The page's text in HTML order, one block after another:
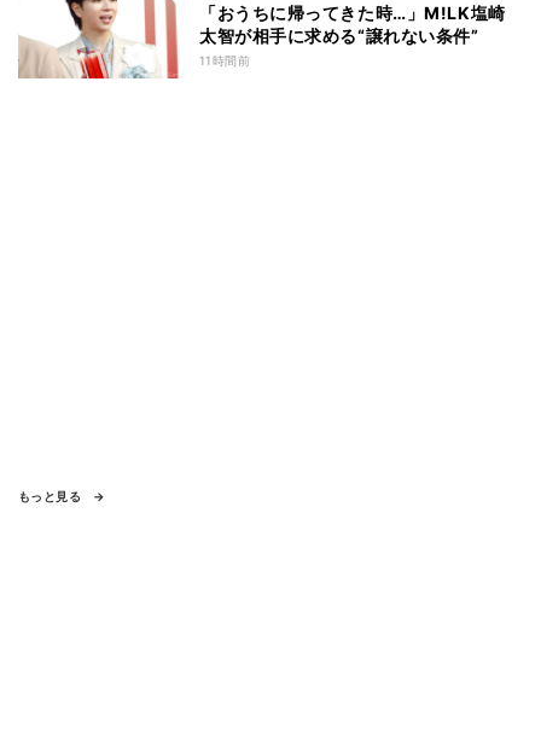
「おうちに帰ってきた時…」M!LK塩崎
太智が相手に求める“譲れない条件”
11時間前
もっと見る